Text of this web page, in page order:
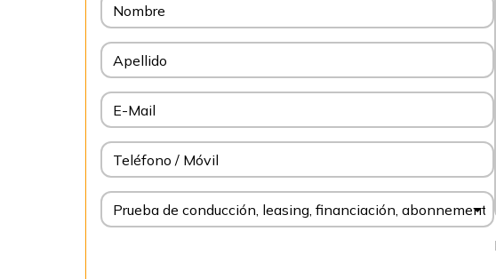
Nombre
Apellido
E-Mail
Teléfono / Móvil
Prueba de conducción, leasing, financiación, abonnement